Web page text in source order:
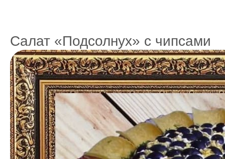
Салат «Подсолнух» с чипсами